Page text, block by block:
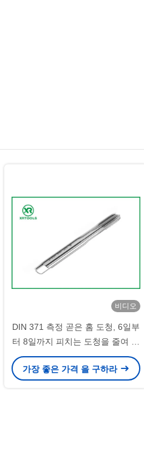
비디오
DIN 371 측정 곧은 홈 도청, 6일부
터 8일까지 피치는 도청을 줄여 빠
져 나아갑니다
가장 좋은 가격 을 구하라